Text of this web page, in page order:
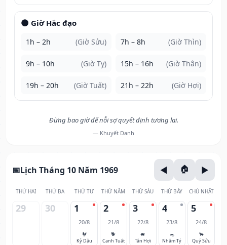
🌑 Giờ Hắc đạo
1h – 2h (Giờ Sửu) 7h – 8h (Giờ Thìn)
9h – 10h (Giờ Tỵ) 15h – 16h (Giờ Thân)
19h – 20h (Giờ Tuất) 21h – 22h (Giờ Hợi)
Đừng bao giờ để nỗi sợ quyết định tương lai.
— Khuyết Danh
Lịch Tháng 10 Năm 1969
THỨ HAI THỨ BA THỨ TƯ THỨ NĂM THỨ SÁU THỨ BẢY CHỦ NHẬT
29 30 1
20/8
🐓
Kỷ Dậu
2
21/8
🐕
Canh Tuất
3
22/8
🐖
Tân Hợi
4
23/8
🐀
Nhâm Tý
5
24/8
🐂
Quý Sửu